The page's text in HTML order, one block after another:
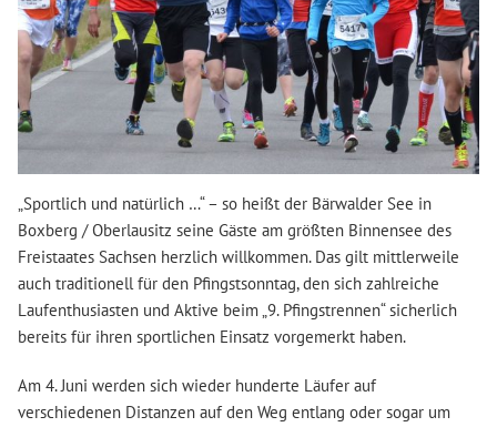
„Sportlich und natürlich …“ – so heißt der Bärwalder See in
Boxberg / Oberlausitz seine Gäste am größten Binnensee des
Freistaates Sachsen herzlich willkommen. Das gilt mittlerweile
auch traditionell für den Pfingstsonntag, den sich zahlreiche
Laufenthusiasten und Aktive beim „9. Pfingstrennen“ sicherlich
bereits für ihren sportlichen Einsatz vorgemerkt haben.
Am 4. Juni werden sich wieder hunderte Läufer auf
verschiedenen Distanzen auf den Weg entlang oder sogar um